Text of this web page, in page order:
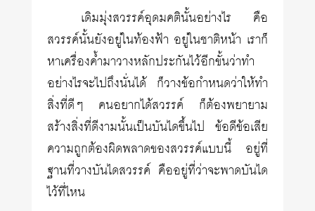
เดิมมุ่งสวรรค์อุดมคตินั้นอย่างไร คือ
สวรรค์นั้นยังอยู่ในท้องฟ้า อยู่ในชาติหน้า เราก็
หาเครื่องค้ำมาวางหลักประกันไว้อีกขั้นว่าทำ
อย่างไรจะไปถึงนั่นได้ ก็วางข้อกำหนดว่าให้ทำ
สิ่งที่ดีๆ คนอยากได้สวรรค์ ก็ต้องพยายาม
สร้างสิ่งที่ดีงามนั้นเป็นบันไดขึ้นไป ข้อดีข้อเสีย
ความถูกต้องผิดพลาดของสวรรค์แบบนี้ อยู่ที่
ฐานที่วางบันไดสวรรค์ คืออยู่ที่ว่าจะพาดบันได
ไว้ที่ไหน